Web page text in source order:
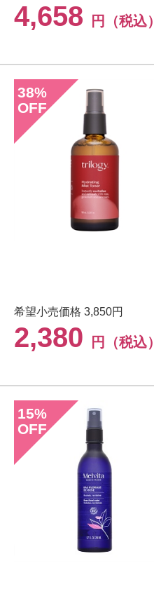
4,658 円（税込）
38%
OFF
希望小売価格 3,850円
2,380 円（税込）
15%
OFF